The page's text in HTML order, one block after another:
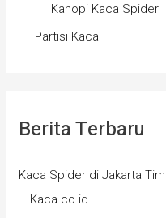
Kanopi Kaca Spider
Partisi Kaca
Berita Terbaru
Kaca Spider di Jakarta
– Kaca.co.id